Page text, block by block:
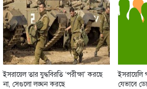
ইসরায়েল তার যুদ্ধবিরতি ‘পরীক্ষা’ করছে
না, সেগুলো লঙ্ঘন করছে
ইসরায়েলি
যেভাবে